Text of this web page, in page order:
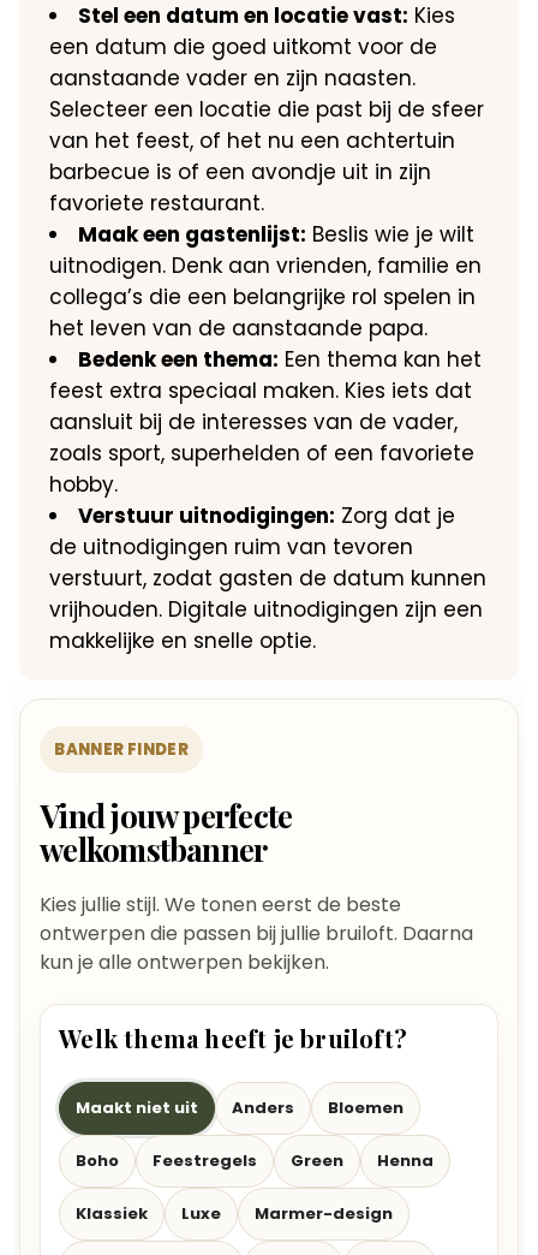
Stel een datum en locatie vast: Kies
een datum die goed uitkomt voor de
aanstaande vader en zijn naasten.​
Selecteer een locatie die past bij de sfeer
van het feest, of het nu een achtertuin
barbecue is of een avondje uit in zijn
favoriete restaurant.​
Maak een gastenlijst: Beslis wie je wilt
uitnodigen.​ Denk aan vrienden, familie en
collega’s die een belangrijke rol spelen in
het leven van de aanstaande papa.​
Bedenk een thema: Een thema kan het
feest extra speciaal maken.​ Kies iets dat
aansluit bij de interesses van de vader,
zoals sport, superhelden of een favoriete
hobby.​
Verstuur uitnodigingen: Zorg dat je
de uitnodigingen ruim van tevoren
verstuurt, zodat gasten de datum kunnen
vrijhouden.​ Digitale uitnodigingen zijn een
makkelijke en snelle optie.​
BANNER FINDER
Vind jouw perfecte
welkomstbanner
Kies jullie stijl. We tonen eerst de beste
ontwerpen die passen bij jullie bruiloft. Daarna
kun je alle ontwerpen bekijken.
Welk thema heeft je bruiloft?
Maakt niet uit Anders Bloemen
Boho Feestregels Green Henna
Klassiek Luxe Marmer-design